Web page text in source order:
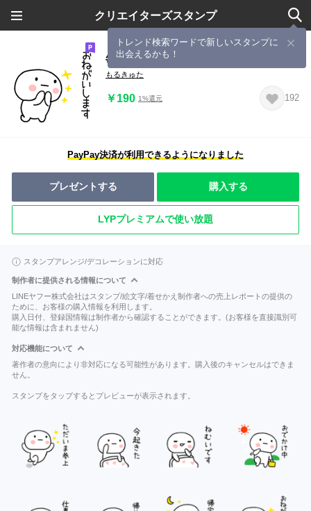
クリエイターズスタンプ
トレンド検索ワードで新しいスタンプに
出会えるかも！
毎日使える日常会話くん
もるきゅた
￥190 1%還元 192
PayPay決済が利用できるようになりました
プレゼントする 購入する
LYPプレミアムで使い放題
スタンプアレンジ/デコレーションに対応
制作者に提供される情報について
LINEヤフー株式会社はスタンプ/絵文字/着せかえ制作者への売上レポートの提供の
ために、お客様の購入情報を利用します。
購入日付、登録国情報は制作者から確認することができます。(お客様を直接識別可
能な情報は含まれません)
対応機能について
著作者の意向により非対応になる可能性があります。購入後のキャンセルはできま
せん。
スタンプをタップするとプレビューが表示されます。